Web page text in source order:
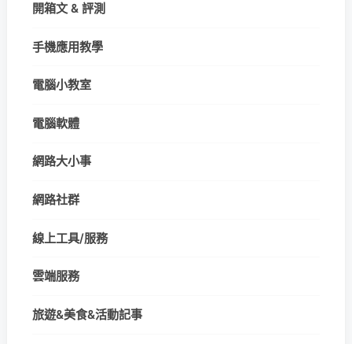
開箱文 & 評測
手機應用教學
電腦小教室
電腦軟體
網路大小事
網路社群
線上工具/服務
雲端服務
旅遊&美食&活動記事